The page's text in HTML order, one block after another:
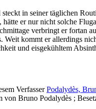
in seiner täglichen
hätte er nur nicht solche
verbringt er fortan
Weit kommt er allerdings
und eisgekühltem
Verfasser Podalydès,
von Bruno Podalydès ;